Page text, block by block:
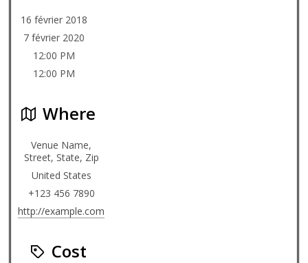
16 février 2018
7 février 2020
12:00 PM
12:00 PM
Where
Venue Name,
Street, State, Zip
United States
+123 456 7890
http://example.com
Cost